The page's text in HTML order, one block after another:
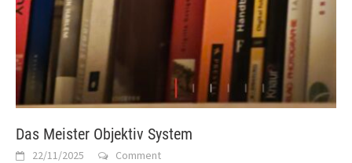
Das Meister Objektiv System
22/11/2025 Comment